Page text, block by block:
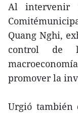
Al intervenir
Quang Nghi,
control de
promover la
Urgió también